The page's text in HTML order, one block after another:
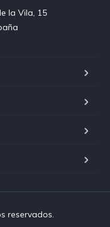
la Vila, 15
reservados.